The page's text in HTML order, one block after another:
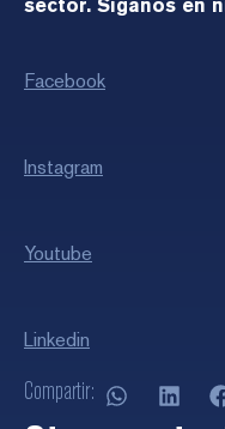
sector. Síganos en
Facebook
Instagram
Youtube
Linkedin
Compartir: